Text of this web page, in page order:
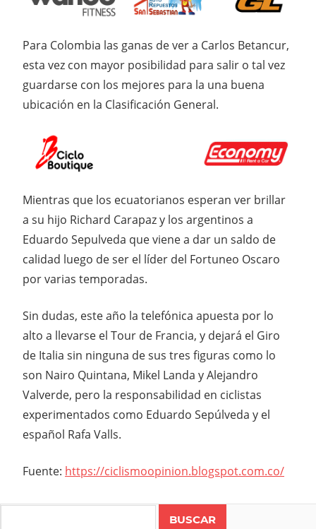
Para Colombia las ganas de ver a Carlos Betancur,
esta vez con mayor posibilidad para salir o tal vez
guardarse con los mejores para la una buena
ubicación en la Clasificación General.
Mientras que los ecuatorianos esperan ver brillar
a su hijo Richard Carapaz y los argentinos a
Eduardo Sepulveda que viene a dar un saldo de
calidad luego de ser el líder del Fortuneo Oscaro
por varias temporadas.
Sin dudas, este año la telefónica apuesta por lo
alto a llevarse el Tour de Francia, y dejará el Giro
de Italia sin ninguna de sus tres figuras como lo
son Nairo Quintana, Mikel Landa y Alejandro
Valverde, pero la responsabilidad en ciclistas
experimentados como Eduardo Sepúlveda y el
español Rafa Valls.
Fuente: https://ciclismoopinion.blogspot.com.co/